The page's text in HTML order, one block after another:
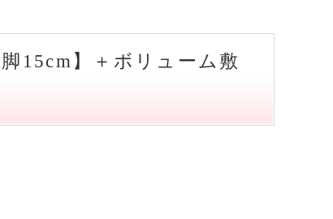
15cm】＋ボリューム敷